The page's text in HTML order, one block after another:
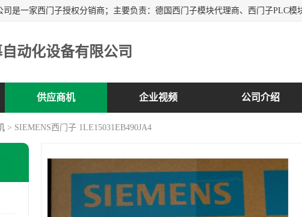
动化设备有限公司
供应商机 企业视频 公司介绍
> SIEMENS西门子 1LE15031EB490JA4